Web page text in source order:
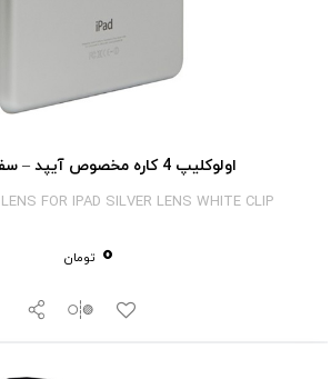
اولوکلیپ 4 کاره مخصوص آیپد – سفید نقره ای
FOR IPAD SILVER LENS WHITE CLIP
0 تومان